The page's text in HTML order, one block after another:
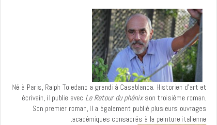
Né à Paris, Ralph Toledano a grandi à Casablanca. Historien d’art et
écrivain, il publie avec Le Retour du phénixson troisième roman.
Son premier roman, Il a également publié plusieurs ouvrages
académiques consacrés à la peinture italienne.